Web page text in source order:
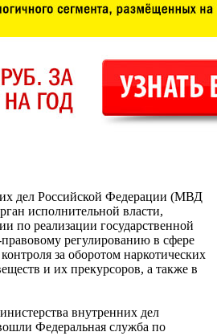
дел Российской Федерации (МВД
исполнительной власти,
по реализации государственной
регулированию в сфере
за оборотом наркотических
и их прекурсоров, а также в
внутренних дел
Федеральная служба по